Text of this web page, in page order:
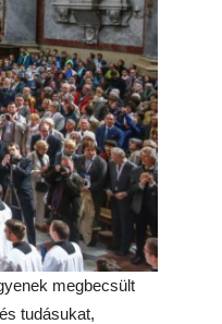
megbecsült
tudásukat,